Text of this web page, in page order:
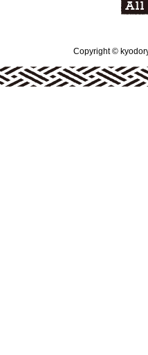
Copyright ©